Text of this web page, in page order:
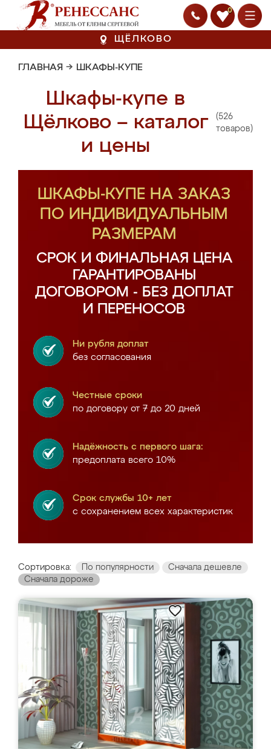
0
ЩЁЛКОВО
ГЛАВНАЯ → ШКАФЫ-КУПЕ
Шкафы-купе в
Щёлково – каталог
и цены
(526
товаров)
ШКАФЫ-КУПЕ НА ЗАКАЗ
ПО ИНДИВИДУАЛЬНЫМ
РАЗМЕРАМ
СРОК И ФИНАЛЬНАЯ ЦЕНА
ГАРАНТИРОВАНЫ
ДОГОВОРОМ - БЕЗ ДОПЛАТ
И ПЕРЕНОСОВ
Ни рубля доплат
без согласования
Честные сроки
по договору от 7 до 20 дней
Надёжность с первого шага:
предоплата всего 10%
Срок службы 10+ лет
с сохранением всех характеристик
Сортировка: По популярности
Сначала дешевле
Сначала дороже